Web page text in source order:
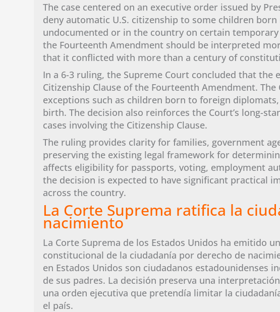
The case centered on an executive order issued by
deny automatic U.S. citizenship to some children
undocumented or in the country on certain
the Fourteenth Amendment should be interpreted
that it conflicted with more than a century of
In a 6-3 ruling, the Supreme Court concluded that
Citizenship Clause of the Fourteenth Amendment.
exceptions such as children born to foreign
birth. The decision also reinforces the Court’s long-
cases involving the Citizenship Clause.
The ruling provides clarity for families, government
preserving the existing legal framework for
affects eligibility for passports, voting, employment
the decision is expected to have significant practical
across the country.
La Corte Suprema ratifica la
nacimiento
La Corte Suprema de los Estados Unidos ha emitido
constitucional de la ciudadanía por derecho de
en Estados Unidos son ciudadanos estadounidenses
de sus padres. La decisión preserva una
una orden ejecutiva que pretendía limitar la
el país.